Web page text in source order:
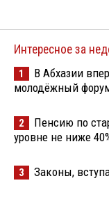
Интересное за
1
В Абхазии
молодёжный
2
Пенсию по
уровне не ниже
3 Законы,